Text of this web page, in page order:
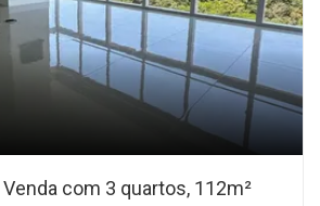
com 3 quartos, 112m²